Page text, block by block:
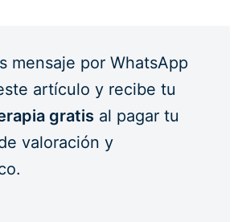
mensaje por WhatsApp
artículo y recibe tu
gratis al pagar tu
valoración y